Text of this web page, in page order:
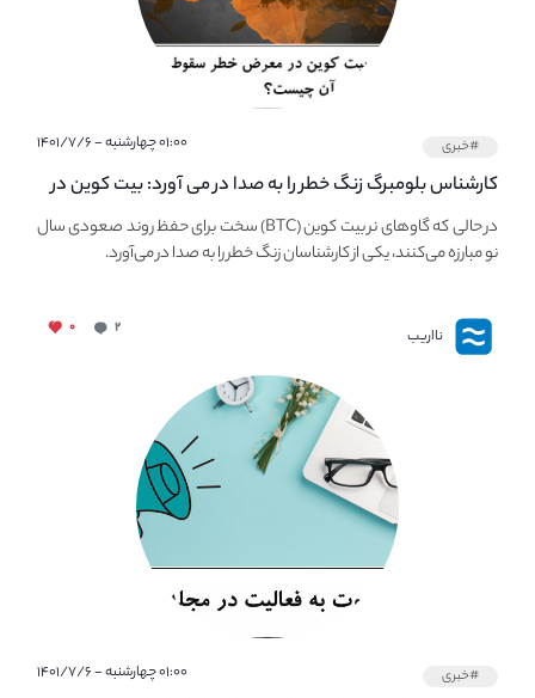
#خبری ۰۱:۰۰ چهارشنبه - ۱۴۰۱/۷/۶
کارشناس بلومبرگ زنگ خطر را به صدا در می آورد: بیت کوین در
معرض خطر سقوط بزرگ است - دلیل آن چیست؟در حالی که گاوهای نر بیت کوین (BTC) سخت برای حفظ روند صعودی سال
نو مبارزه می‌کنند، یکی از کارشناسان زنگ خطر را به صدا در می‌آورد.
نااریب ۲ ۰
#خبری ۰۱:۰۰ چهارشنبه - ۱۴۰۱/۷/۶